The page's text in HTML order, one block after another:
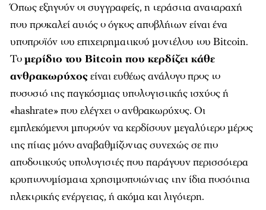
Όπως εξηγούν οι συγγραφείς, η τεράστια αναταραχή
που προκαλεί αυτός ο όγκος αποβλήτων είναι ένα
υποπροϊόν του επιχειρηματικού μοντέλου του Bitcoin.
Τομερίδιο του Bitcoin που κερδίζει κάθε
ανθρακωρύχοςείναι ευθέως ανάλογο προς το
ποσοστό της παγκόσμιας υπολογιστικής ισχύος ή
«hashrate» που ελέγχει ο ανθρακωρύχος. Οι
εμπλεκόμενοι μπορούν να κερδίσουν μεγαλύτερο μέρος
της πίτας μόνο αναβαθμίζοντας συνεχώς σε πιο
αποδοτικούς υπολογιστές που παράγουν περισσότερα
κρυπτονομίσματα χρησιμοποιώντας την ίδια ποσότητα
ηλεκτρικής ενέργειας, ή ακόμα και λιγότερη.